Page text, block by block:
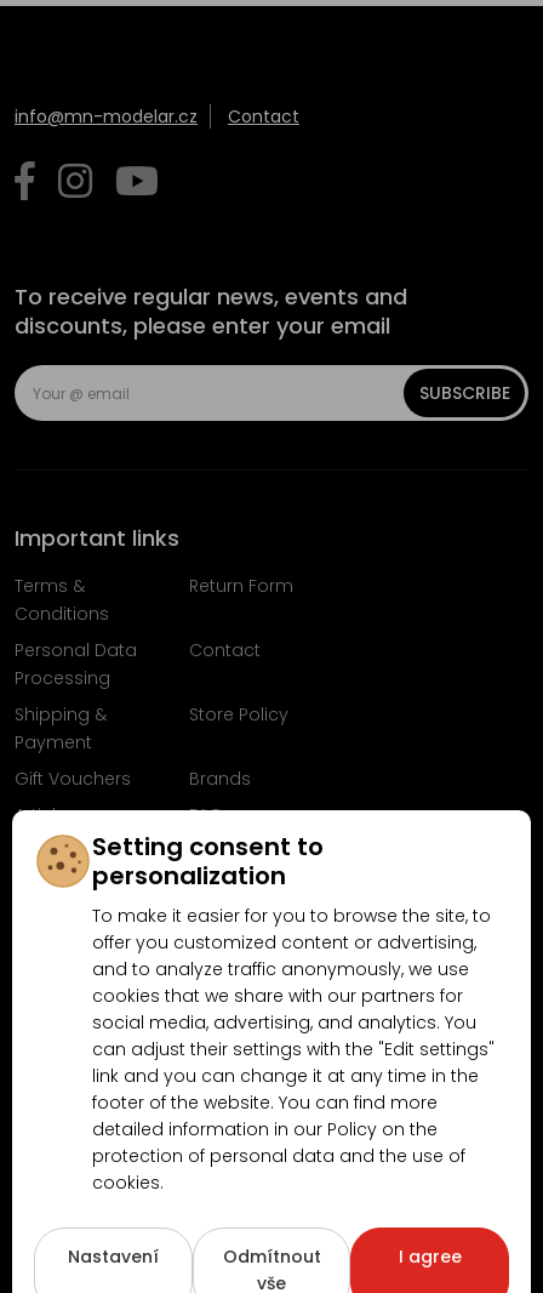
info@mn-modelar.cz Contact
To receive regular news, events and
discounts, please enter your email
SUBSCRIBE
Important links
Terms &
Conditions
Return Form
Personal Data
Processing
Contact
Shipping &
Payment
Store Policy
Gift Vouchers
Brands
Articles
FAQ
Follow us on
Facebook
Why shop at MN-Modelar.com
4.9/5(10481x) 4.5/5 (189x)
Copyright © 2026 www.MN-Modelar.cz . All rights reserved.
Setting consent to
personalization
To make it easier for you to browse the site, to
offer you customized content or advertising,
and to analyze traffic anonymously, we use
cookies that we share with our partners for
social media, advertising, and analytics. You
can adjust their settings with the "Edit settings"
link and you can change it at any time in the
footer of the website. You can find more
detailed information in our Policy on the
protection of personal data and the use of
cookies.
Nastavení
Odmítnout
vše
I agree